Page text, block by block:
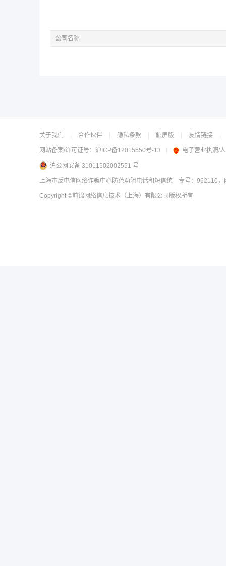
公司名称
关于我们 合作伙伴 隐私条款 触屏版 友情链接
网站备案/许可证号： 沪ICP备12015550号-13 电子营业执照/
沪公网安备 31011502002551 号
上海市反电信网络诈骗中心防范劝阻电话和短信统一专号：962110
Copyright ©前锦网络信息技术（上海）有限公司 版权所有